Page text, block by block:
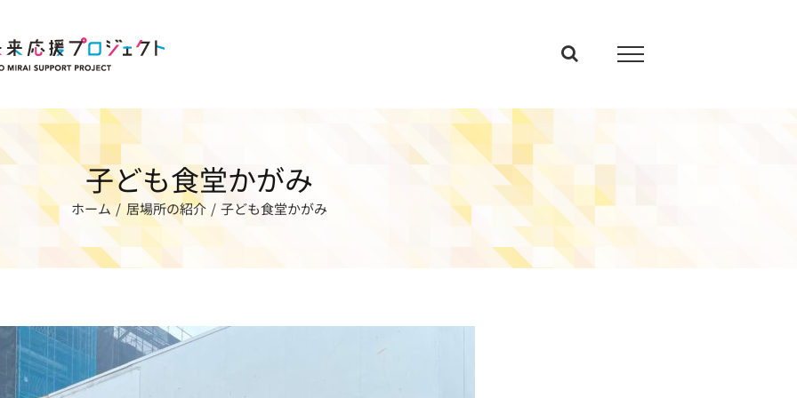
子ども食堂かがみ
ホーム 居場所の紹介 子ども食堂かがみ